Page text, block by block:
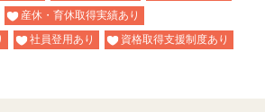
産休・育休取得実績あり
社員登用あり
資格取得支援制度あり